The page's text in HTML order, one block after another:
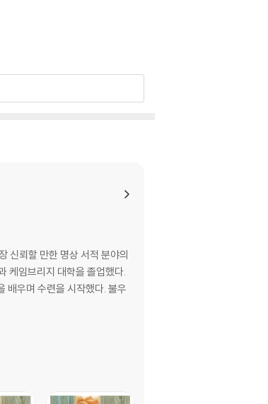
왔다. 『삶의 길 흰구름의 길』
무 길다』를 엮었다. 인도 여행기
계에 사는 것의 불가사의함을 섬세
신뢰할 만한 명상 서적 분야의
케임브리지 대학을 졸업했다.
배우며 수련을 시작했다. 불우